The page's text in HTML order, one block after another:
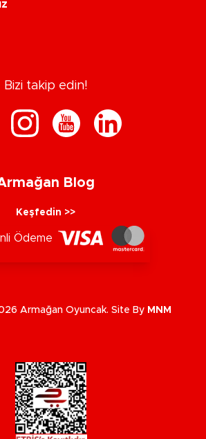
Bizi takip edin!
Blog
Keşfedin >>
Ödeme
Armağan Oyuncak. Site By MNM